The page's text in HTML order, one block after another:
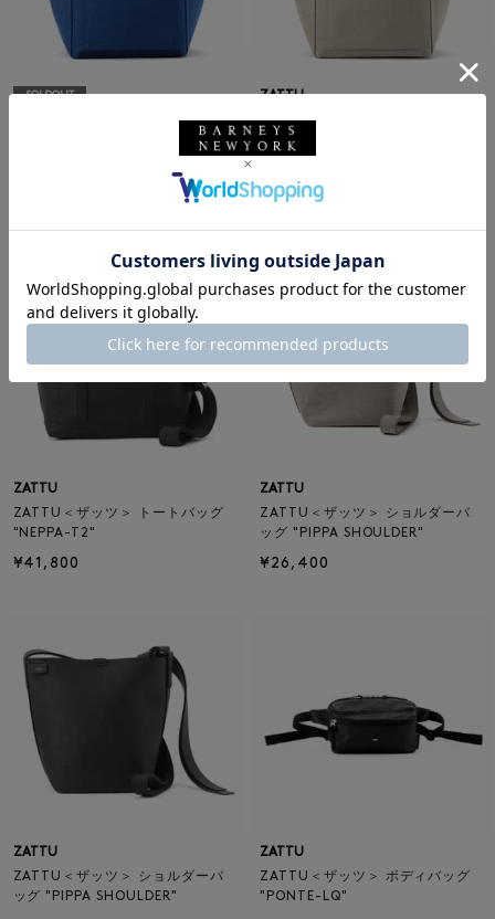
SOLDOUT
ZATTU＜ザッツ＞ トートバッグ
ZATTU
ZATTU＜ザッツ＞ トートバッグ
"ALCOTT-H2"
ZATTU
ZATTU＜ザッツ＞ トートバッグ
"NEPPA-T2"
¥41,800
ZATTU
ZATTU＜ザッツ＞ ショルダーバ
ッグ "PIPPA SHOULDER"
¥26,400
ZATTU
ZATTU＜ザッツ＞ ショルダーバ
ッグ "PIPPA SHOULDER"
ZATTU
ZATTU＜ザッツ＞ ボディバッグ
"PONTE-LQ"